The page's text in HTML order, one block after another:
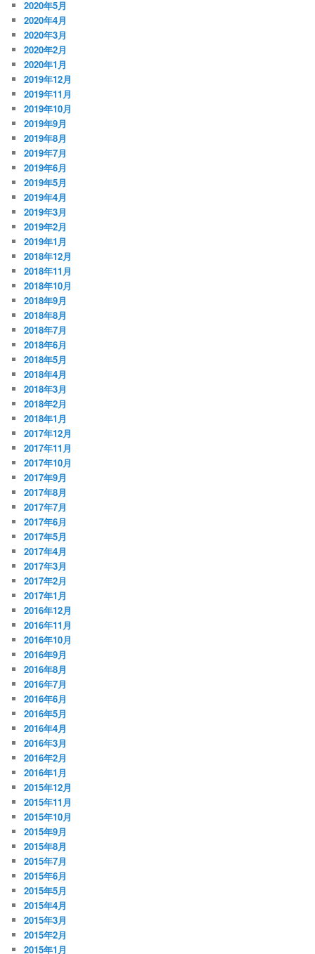
2020年5月
2020年4月
2020年3月
2020年2月
2020年1月
2019年12月
2019年11月
2019年10月
2019年9月
2019年8月
2019年7月
2019年6月
2019年5月
2019年4月
2019年3月
2019年2月
2019年1月
2018年12月
2018年11月
2018年10月
2018年9月
2018年8月
2018年7月
2018年6月
2018年5月
2018年4月
2018年3月
2018年2月
2018年1月
2017年12月
2017年11月
2017年10月
2017年9月
2017年8月
2017年7月
2017年6月
2017年5月
2017年4月
2017年3月
2017年2月
2017年1月
2016年12月
2016年11月
2016年10月
2016年9月
2016年8月
2016年7月
2016年6月
2016年5月
2016年4月
2016年3月
2016年2月
2016年1月
2015年12月
2015年11月
2015年10月
2015年9月
2015年8月
2015年7月
2015年6月
2015年5月
2015年4月
2015年3月
2015年2月
2015年1月